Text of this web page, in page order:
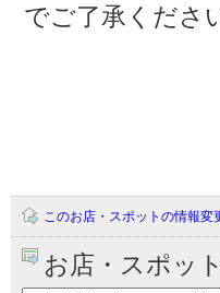
でご了承くださ
このお店・スポットの情報変
お店・スポッ